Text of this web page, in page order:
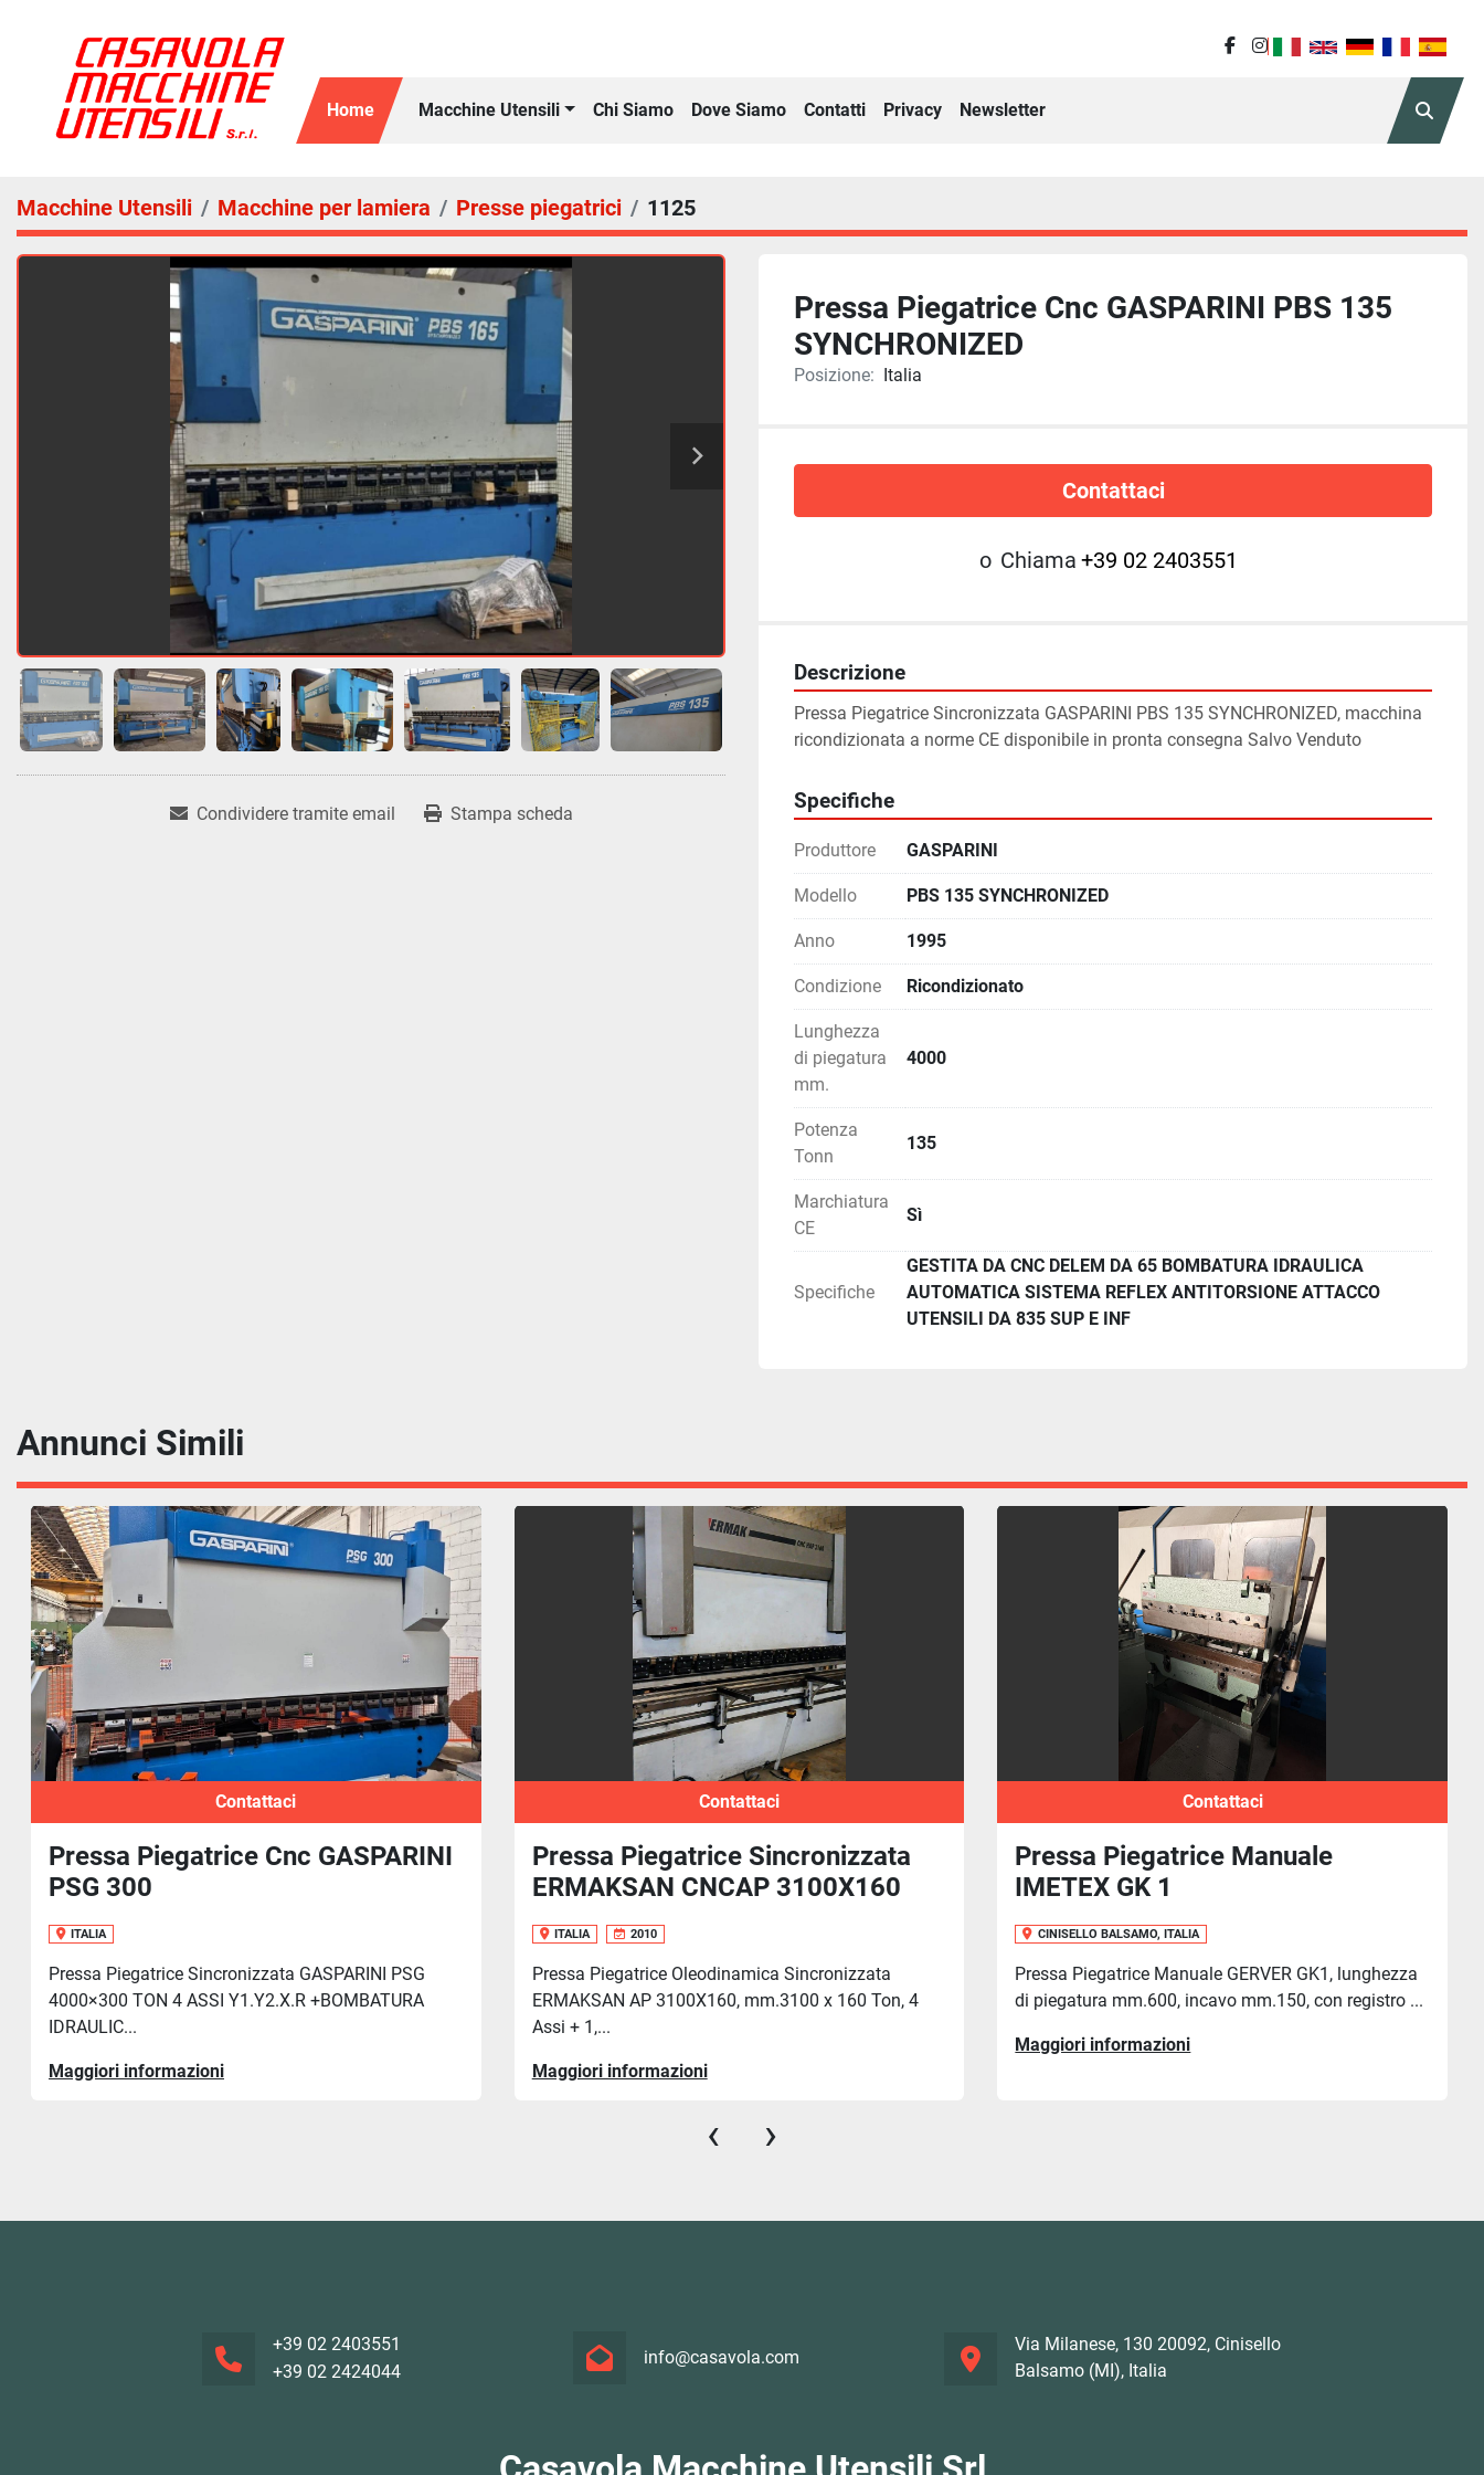
facebookinstagram
Home Macchine Utensili Chi Siamo Dove Siamo Contatti Privacy Newsletter
Cerca
Macchine Utensili Macchine per lamiera Presse piegatrici 1125
Condividere tramite email Stampa scheda
Pressa Piegatrice Cnc GASPARINI PBS 135
SYNCHRONIZED
Posizione: Italia
Contattaci
o Chiama +39 02 2403551
Descrizione
Pressa Piegatrice Sincronizzata GASPARINI PBS 135 SYNCHRONIZED, macchina
ricondizionata a norme CE disponibile in pronta consegna Salvo Venduto
Specifiche
Produttore GASPARINI
Modello PBS 135 SYNCHRONIZED
Anno 1995
Condizione Ricondizionato
Lunghezza
di piegatura
mm.
4000
Potenza
Tonn
135
Marchiatura
CE
Sì
Specifiche
GESTITA DA CNC DELEM DA 65 BOMBATURA IDRAULICA
AUTOMATICA SISTEMA REFLEX ANTITORSIONE ATTACCO
UTENSILI DA 835 SUP E INF
Annunci Simili
Contattaci
Pressa Piegatrice Cnc GASPARINI
PSG 300
ITALIA
Pressa Piegatrice Sincronizzata GASPARINI PSG
4000×300 TON 4 ASSI Y1.Y2.X.R +BOMBATURA
IDRAULIC...
Maggiori informazioni
Contattaci
Pressa Piegatrice Sincronizzata
ERMAKSAN CNCAP 3100X160
ITALIA 2010
Pressa Piegatrice Oleodinamica Sincronizzata
ERMAKSAN AP 3100X160, mm.3100 x 160 Ton, 4
Assi + 1,...
Maggiori informazioni
Contattaci
Pressa Piegatrice Manuale
IMETEX GK 1
CINISELLO BALSAMO, ITALIA
Pressa Piegatrice Manuale GERVER GK1, lunghezza
di piegatura mm.600, incavo mm.150, con registro ...
Maggiori informazioni
‹ ›
+39 02 2403551
+39 02 2424044
info@casavola.com
Via Milanese, 130 20092, Cinisello
Balsamo (MI), Italia